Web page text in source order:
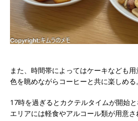
また、時間帯によってはケーキなども
色を眺めながらコーヒーと共に楽しめる。
17時を過ぎるとカクテルタイムが開始
エリアには軽食やアルコール類が用意さ